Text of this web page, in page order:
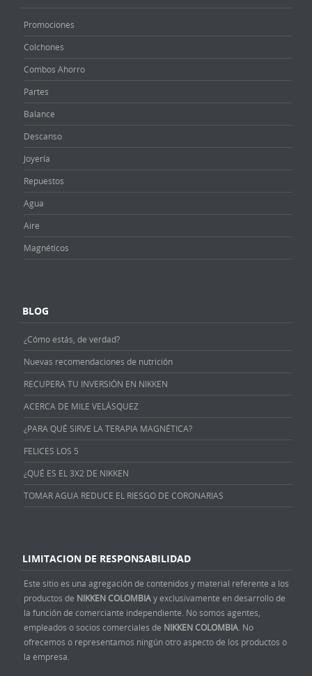
Promociones
Colchones
Combos Ahorro
Partes
Balance
Descanso
Joyería
Repuestos
Agua
Aire
Magnéticos
BLOG
¿Cómo estás, de verdad?
Nuevas recomendaciones de nutrición
RECUPERA TU INVERSIÓN EN NIKKEN
ACERCA DE MILE VELÁSQUEZ
¿PARA QUÉ SIRVE LA TERAPIA MAGNÉTICA?
FELICES LOS 5
¿QUÉ ES EL 3X2 DE NIKKEN
TOMAR AGUA REDUCE EL RIESGO DE CORONARIAS
LIMITACION DE RESPONSABILIDAD
Este sitio es una agregación de contenidos y material referente a los
productos de NIKKEN COLOMBIAy exclusivamente en desarrollo de
la función de comerciante independiente. No somos agentes,
empleados o socios comerciales de NIKKEN COLOMBIA . No
ofrecemos o representamos ningún otro aspecto de los productos o
la empresa.